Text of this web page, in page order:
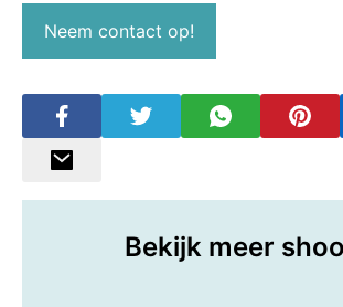
Neem contact op!
Bekijk meer